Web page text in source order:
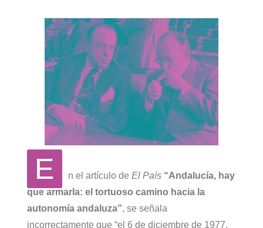
E n el artículo de El País “Andalucía, hay
que armarla: el tortuoso camino hacia la
autonomía andaluza”, se señala
incorrectamente que “el 6 de diciembre de 1977,